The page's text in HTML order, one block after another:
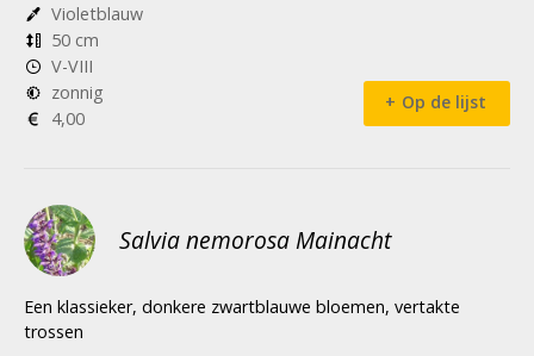
Violetblauw
50 cm
V-VIII
zonnig
4,00
Op de lijst
Salvia nemorosa Mainacht
Een klassieker, donkere zwartblauwe bloemen, vertakte
trossen